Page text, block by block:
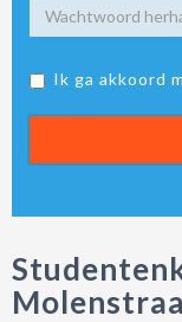
Ik ga akkoord